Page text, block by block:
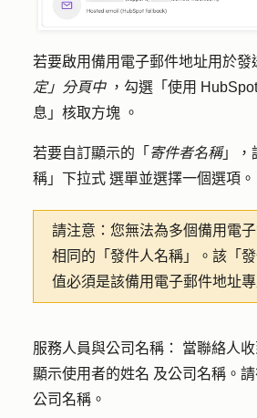
若要啟用備用電子郵件地址用於發
定」分頁中 ，勾選「 使用
息」核取方塊 。
若要自訂顯示的「 寄件者名稱」，
稱」下拉式 選單並選擇一個選項。
請注意： 您無法為多個備用電
相同的「發件人名稱」。該「
值必須是該備用電子郵件地址專
服務人員與公司名稱： 當聯絡人
顯示使用者的姓名 及公司名稱。
公司名稱 。